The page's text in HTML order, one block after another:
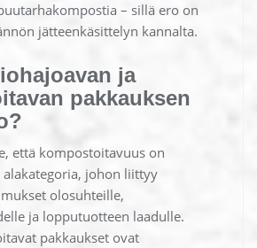
– sillä ero on
jätteenkäsittelyn kannalta.
ja
pakkauksen
että kompostoitavuus on
johon liittyy
olosuhteille,
ja lopputuotteen laadulle.
pakkaukset ovat